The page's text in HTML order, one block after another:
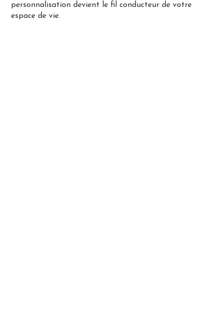
personnalisation devient le fil conducteur de votre
espace de vie.